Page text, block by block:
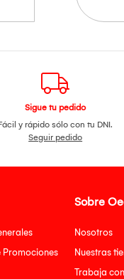
Sigue tu pedido
y rápido sólo con tu DNI.
Seguir pedido
Promociones
Sobre
Nosotros
Nuestras
Trabaja